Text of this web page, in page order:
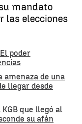
mandato
las elecciones
poder
amenaza de una
llegar desde
que llegó al
su afán